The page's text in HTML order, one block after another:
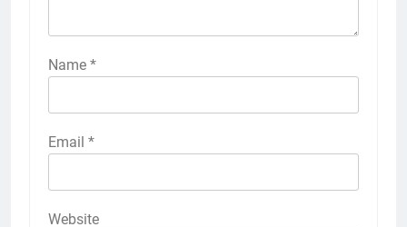
Name *
Email *
Website